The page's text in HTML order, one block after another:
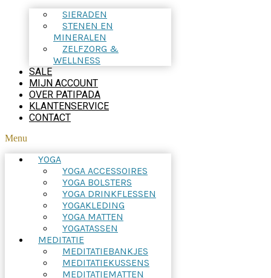
SIERADEN
STENEN EN
MINERALEN
ZELFZORG &
WELLNESS
SALE
MIJN ACCOUNT
OVER PATIPADA
KLANTENSERVICE
CONTACT
Menu
YOGA
YOGA ACCESSOIRES
YOGA BOLSTERS
YOGA DRINKFLESSEN
YOGAKLEDING
YOGA MATTEN
YOGATASSEN
MEDITATIE
MEDITATIEBANKJES
MEDITATIEKUSSENS
MEDITATIEMATTEN